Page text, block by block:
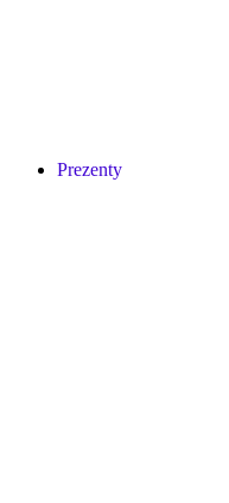
Prezenty